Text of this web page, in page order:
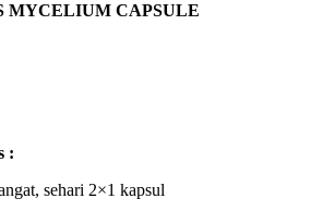
MYCELIUM CAPSULE
:
sehari 2×1 kapsul